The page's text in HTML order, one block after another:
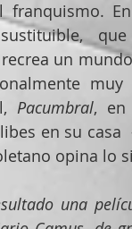
franquismo.
un
Pacumbral, en
en su
opina lo
una